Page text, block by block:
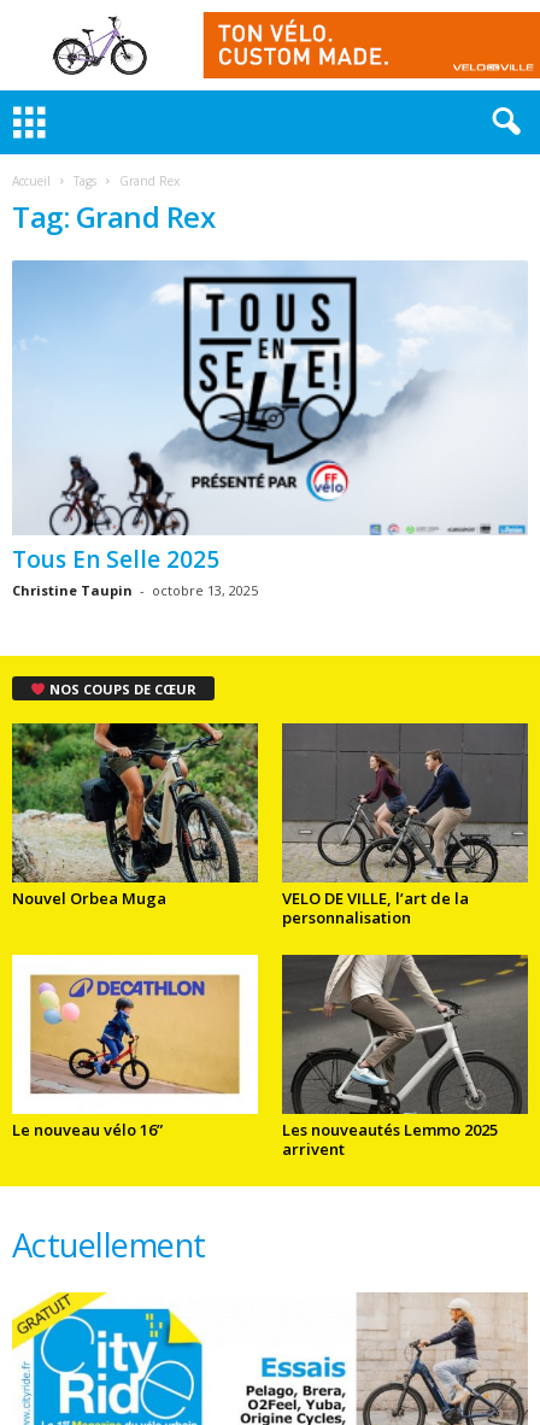
Accueil Tags Grand Rex
Tag: Grand Rex
Tous En Selle 2025
Christine Taupin - octobre 13, 2025
NOS COUPS DE CŒUR
Nouvel Orbea Muga
VELO DE VILLE, l’art de la
personnalisation
Le nouveau vélo 16”
Les nouveautés Lemmo 2025
arrivent
Actuellement